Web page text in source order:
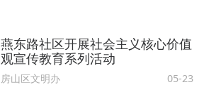
燕东路社区开展社会主义核心价值
观宣传教育系列活动
房山区文明办 05-23